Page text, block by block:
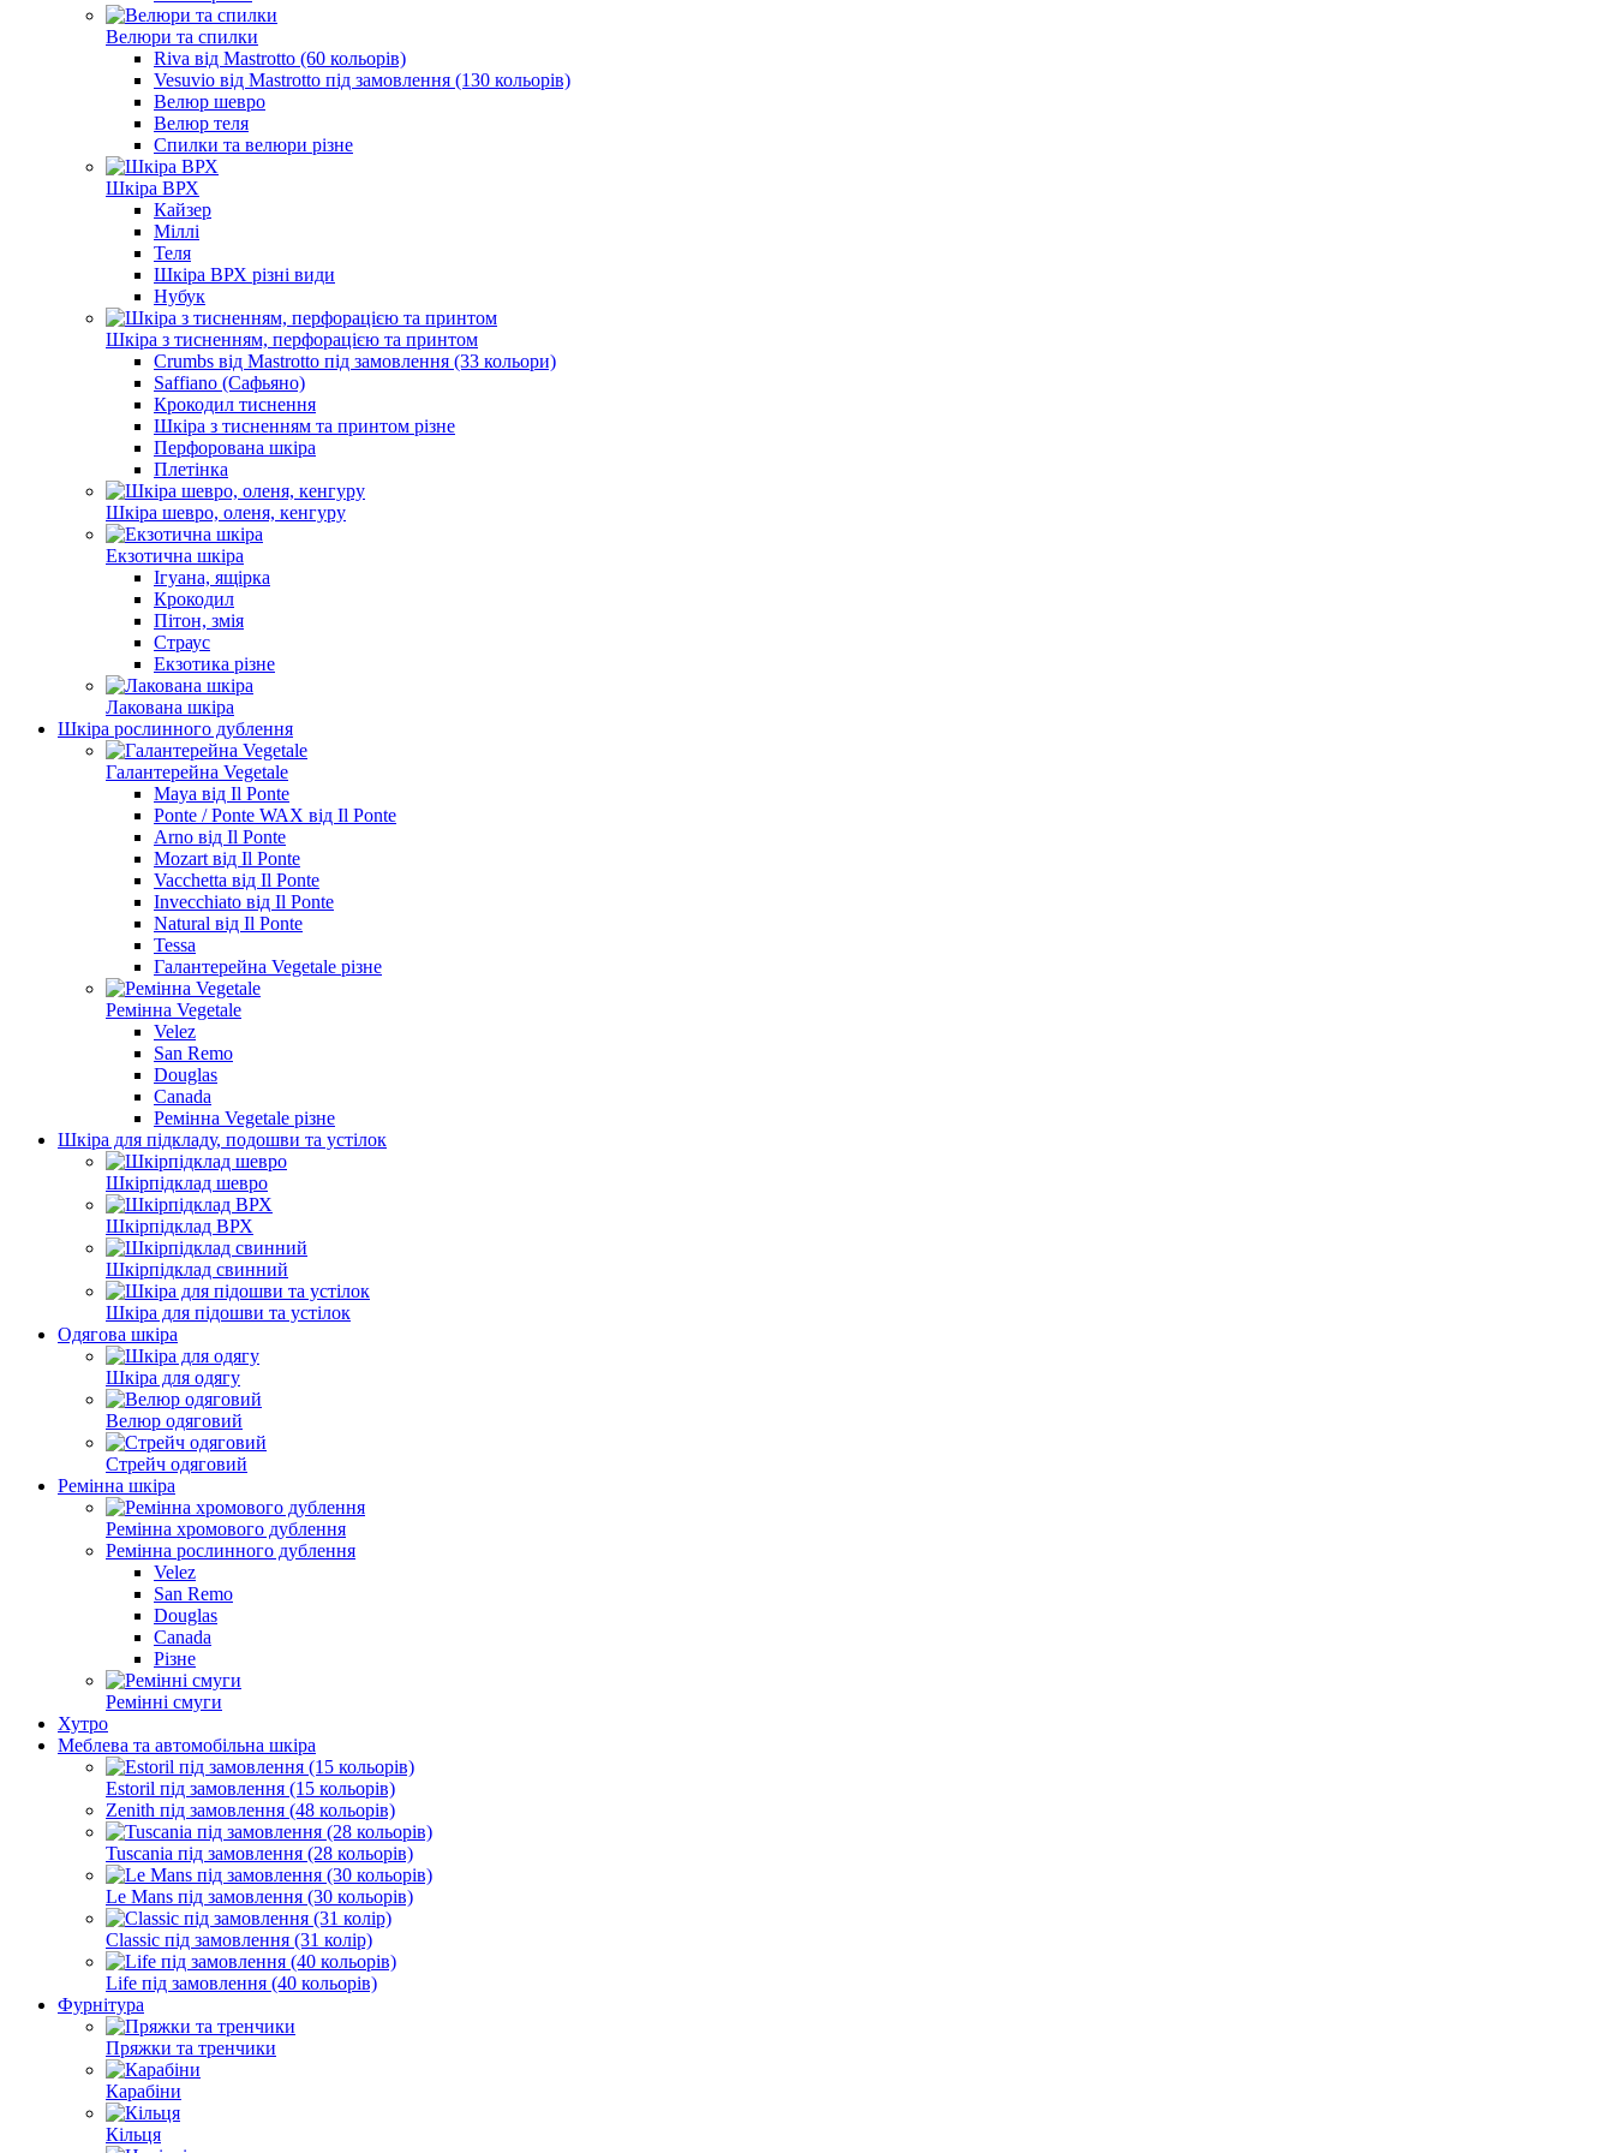
Велюри та спилки
Riva від Mastrotto (60 кольорів)
Vesuvio від Mastrotto під замовлення (130 кольорів)
Велюр шевро
Велюр теля
Спилки та велюри різне
Шкіра ВРХ
Кайзер
Міллі
Теля
Шкіра ВРХ різні види
Нубук
Шкіра з тисненням, перфорацією та принтом
Crumbs від Mastrotto під замовлення (33 кольори)
Saffiano (Сафьяно)
Крокодил тиснення
Шкіра з тисненням та принтом різне
Перфорована шкіра
Плетінка
Шкіра шевро, оленя, кенгуру
Екзотична шкіра
Ігуана, ящірка
Крокодил
Пітон, змія
Страус
Екзотика різне
Лакована шкіра
Шкіра рослинного дублення
Галантерейна Vegetale
Maya від Il Ponte
Ponte / Ponte WAX від Il Ponte
Arno від Il Ponte
Mozart від Il Ponte
Vacchetta від Il Ponte
Invecchiato від Il Ponte
Natural від Il Ponte
Tessa
Галантерейна Vegetale різне
Ремінна Vegetale
Velez
San Remo
Douglas
Canada
Ремінна Vegetale різне
Шкіра для підкладу, подошви та устілок
Шкірпідклад шевро
Шкірпідклад ВРХ
Шкірпідклад свинний
Шкіра для підошви та устілок
Одягова шкіра
Шкіра для одягу
Велюр одяговий
Стрейч одяговий
Ремінна шкіра
Ремінна хромового дублення
Ремінна рослинного дублення
Velez
San Remo
Douglas
Canada
Різне
Ремінні смуги
Хутро
Меблева та автомобільна шкіра
Estoril під замовлення (15 кольорів)
Zenith під замовлення (48 кольорів)
Tuscania під замовлення (28 кольорів)
Le Mans під замовлення (30 кольорів)
Classic під замовлення (31 колір)
Life під замовлення (40 кольорів)
Фурнітура
Пряжки та тренчики
Карабіни
Кільця